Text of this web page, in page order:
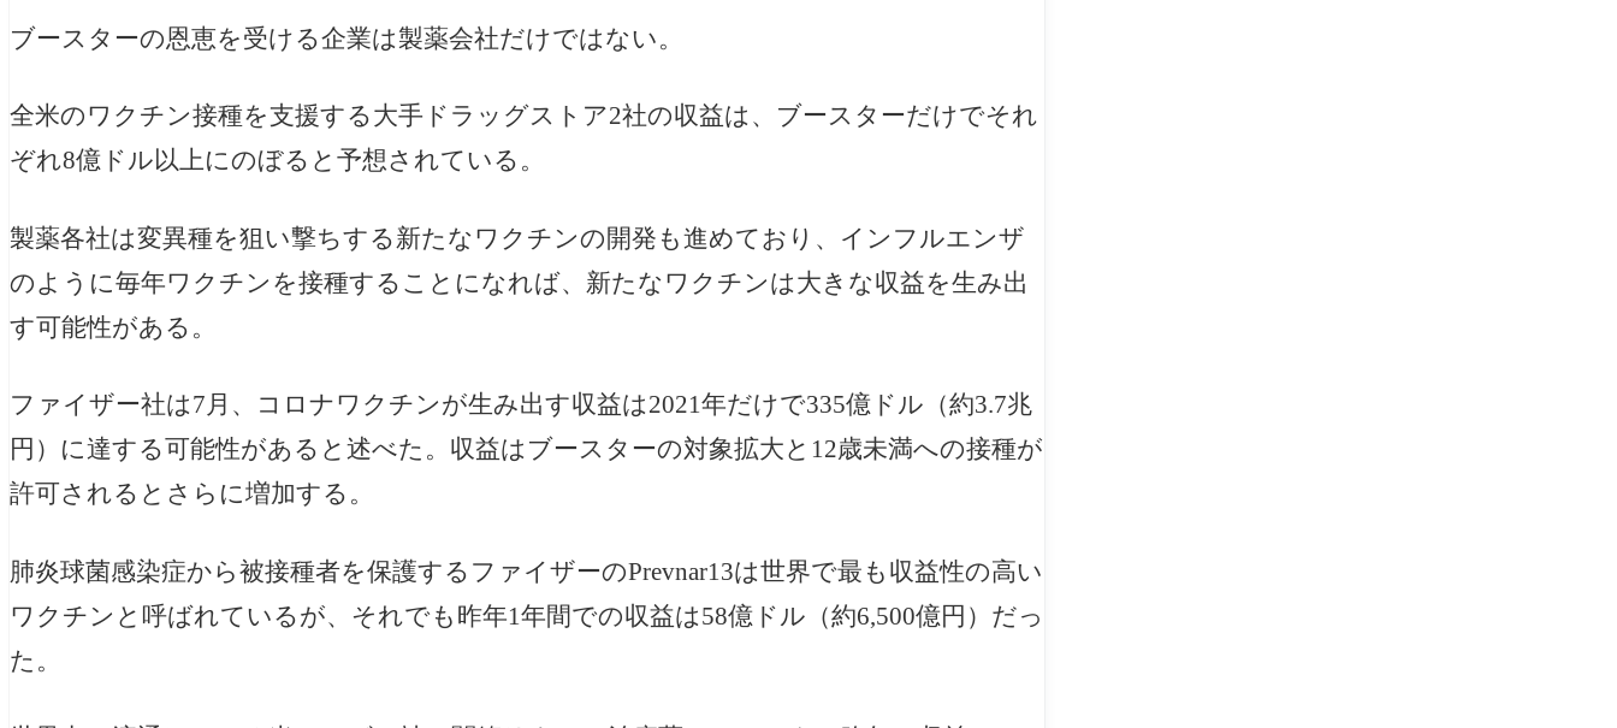
ブースターの恩恵を受ける企業は製薬会社だけではない。
全米のワクチン接種を支援する大手ドラッグストア2社の収益は、ブースターだけでそれ
ぞれ8億ドル以上にのぼると予想されている。
製薬各社は変異種を狙い撃ちする新たなワクチンの開発も進めており、インフルエンザ
のように毎年ワクチンを接種することになれば、新たなワクチンは大きな収益を生み出
す可能性がある。
ファイザー社は7月、コロナワクチンが生み出す収益は2021年だけで335億ドル（約3.7兆
円）に達する可能性があると述べた。収益はブースターの対象拡大と12歳未満への接種が
許可されるとさらに増加する。
肺炎球菌感染症から被接種者を保護するファイザーのPrevnar13は世界で最も収益性の高い
ワクチンと呼ばれているが、それでも昨年1年間での収益は58億ドル（約6,500億円）だっ
た。